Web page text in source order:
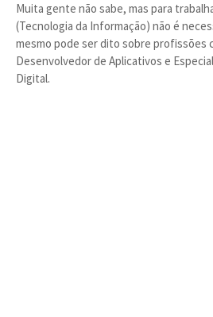
Muita gente não sabe, mas para
(Tecnologia da Informação) não é
mesmo pode ser dito sobre profissões
Desenvolvedor de Aplicativos e
Digital.